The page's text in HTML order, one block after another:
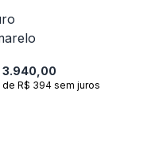
3.940,00
de R$ 394 sem juros